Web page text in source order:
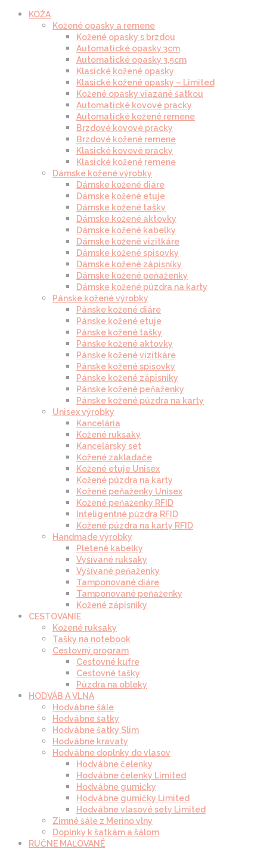
KOŽA
Kožené opasky a remene
Kožené opasky s brzdou
Automatické opasky 3cm
Automatické opasky 3.5cm
Klasické kožené opasky
Klasické kožené opasky – Limited
Kožené opasky viazané šatkou
Automatické kovové pracky
Automatické kožené remene
Brzdové kovové pracky
Brzdové kožené remene
Klasické kovové pracky
Klasické kožené remene
Dámske kožené výrobky
Dámske kožené diáre
Dámske kožené etuje
Dámske kožené tašky
Dámske kožené aktovky
Dámske kožené kabelky
Dámske kožené vizitkáre
Dámske kožené spisovky
Dámske kožené zápisníky
Dámske kožené peňaženky
Dámske kožené púzdra na karty
Pánske kožené výrobky
Pánske kožené diáre
Pánske kožené etuje
Pánske kožené tašky
Pánske kožené aktovky
Pánske kožené vizitkáre
Pánske kožené spisovky
Pánske kožené zápisníky
Pánske kožené peňaženky
Pánske kožené púzdra na karty
Unisex výrobky
Kancelária
Kožené ruksaky
Kancelársky set
Kožené zakladače
Kožené etuje Unisex
Kožené púzdra na karty
Kožené peňaženky Unisex
Kožené peňaženky RFID
Inteligentné púzdra RFID
Kožené púzdra na karty RFID
Handmade výrobky
Pletené kabelky
Vyšívané ruksaky
Vyšívané peňaženky
Tamponované diáre
Tamponované peňaženky
Kožené zápisníky
CESTOVANIE
Kožené ruksaky
Tašky na notebook
Cestovný program
Cestovné kufre
Cestovné tašky
Púzdra na obleky
HODVÁB A VLNA
Hodvábne šále
Hodvábne šatky
Hodvábne šatky Slim
Hodvábne kravaty
Hodvábne doplnky do vlasov
Hodvábne čelenky
Hodvábne čelenky Limited
Hodvábne gumičky
Hodvábne gumičky Limited
Hodvábne vlasové sety Limited
Zimné šále z Merino vlny
Doplnky k šatkám a šálom
RUČNE MAĽOVANÉ